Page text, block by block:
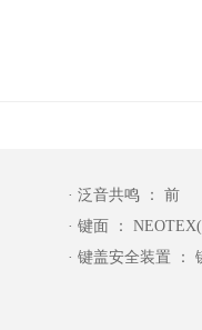
· 泛音共鸣 ： 前
· 键面 ：
· 键盖安全装置 ：